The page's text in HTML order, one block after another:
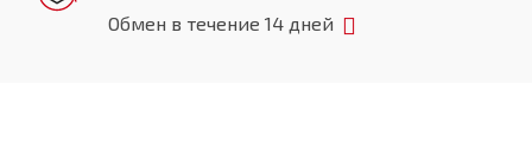
Обмен в течение 14 дней